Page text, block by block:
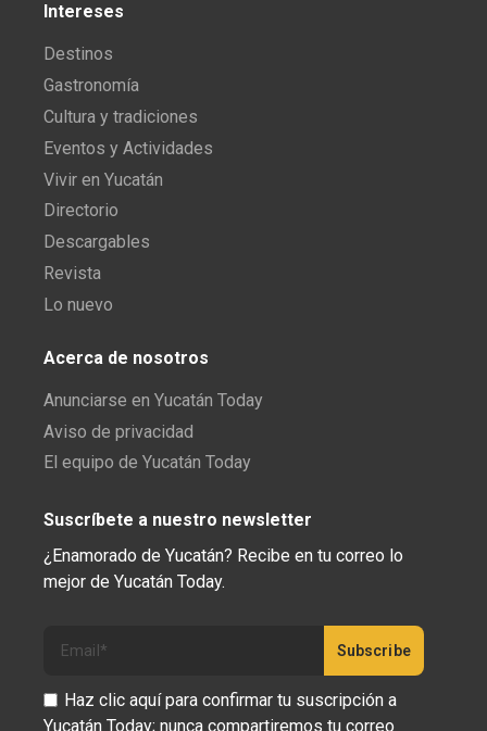
Intereses
Destinos
Gastronomía
Cultura y tradiciones
Eventos y Actividades
Vivir en Yucatán
Directorio
Descargables
Revista
Lo nuevo
Acerca de nosotros
Anunciarse en Yucatán Today
Aviso de privacidad
El equipo de Yucatán Today
Suscríbete a nuestro newsletter
¿Enamorado de Yucatán? Recibe en tu correo lo
mejor de Yucatán Today.
Haz clic aquí para confirmar tu suscripción a
Yucatán Today; nunca compartiremos tu correo